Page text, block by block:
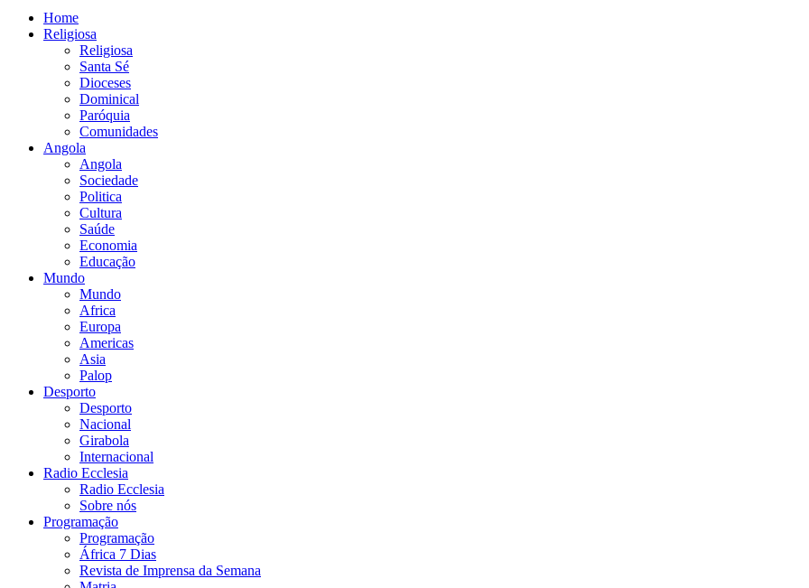
Home
Religiosa
Religiosa
Santa Sé
Dioceses
Dominical
Paróquia
Comunidades
Angola
Angola
Sociedade
Politica
Cultura
Saúde
Economia
Educação
Mundo
Mundo
Africa
Europa
Americas
Asia
Palop
Desporto
Desporto
Nacional
Girabola
Internacional
Radio Ecclesia
Radio Ecclesia
Sobre nós
Programação
Programação
África 7 Dias
Revista de Imprensa da Semana